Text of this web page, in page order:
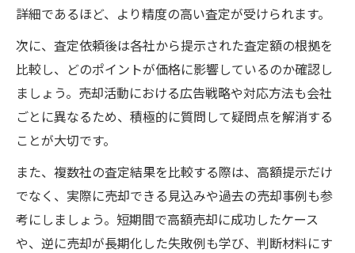
詳細であるほど、より精度の高い査定が受けられます。
次に、査定依頼後は各社から提示された査定額の根拠を
比較し、どのポイントが価格に影響しているのか確認し
ましょう。売却活動における広告戦略や対応方法も会社
ごとに異なるため、積極的に質問して疑問点を解消する
ことが大切です。
また、複数社の査定結果を比較する際は、高額提示だけ
でなく、実際に売却できる見込みや過去の売却事例も参
考にしましょう。短期間で高額売却に成功したケース
や、逆に売却が長期化した失敗例も学び、判断材料にす